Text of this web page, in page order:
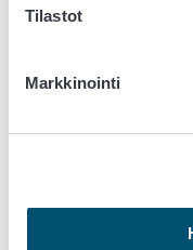
Tilastot
Markkinointi
Tilaa